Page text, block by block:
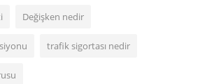
Değişken nedir
trafik sigortası nedir